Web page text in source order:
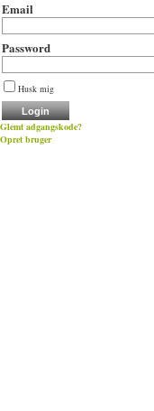
Email
Password
Husk mig
Glemt adgangskode?
Opret bruger